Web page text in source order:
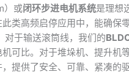
）或闭环步进电机系统是理想
类高频启停应用中，能确保
对于输送滚筒线，我们的
可比。对于堆垛机、提升机
，提供了安全、可靠、紧凑的